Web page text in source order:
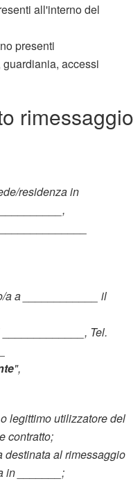
all'interno del
presenti
accessi
rimessaggio
residenza in
a a ____________ il
Tel.
",
legittimo utilizzatore del
contratto;
destinata al rimessaggio
in _______;